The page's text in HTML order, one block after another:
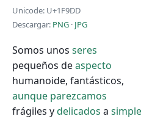
Unicode: U+1F9DD
Descargar: PNG · JPG
Somos unos seres
pequeños deaspecto
humanoide, fantásticos,
aunque parezcamos
frágiles ydelicados a simple